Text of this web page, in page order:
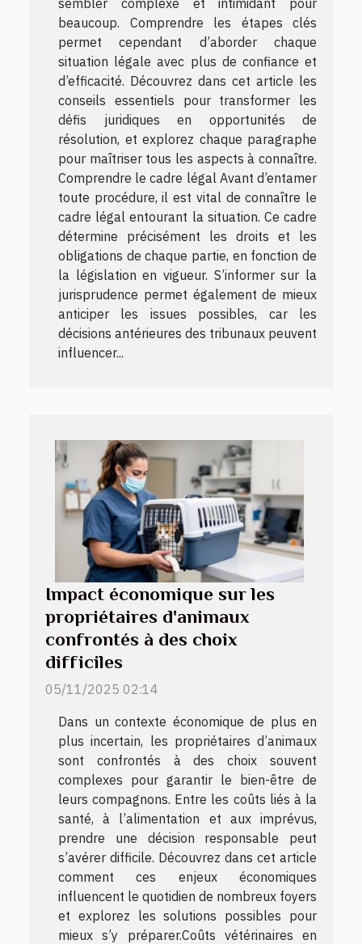
beaucoup. Comprendre les étapes clés
permet cependant d’aborder chaque
situation légale avec plus de confiance et
d’efficacité. Découvrez dans cet article les
conseils essentiels pour transformer les
défis juridiques en opportunités de
résolution, et explorez chaque paragraphe
pour maîtriser tous les aspects à connaître.
Comprendre le cadre légal Avant d’entamer
toute procédure, il est vital de connaître le
cadre légal entourant la situation. Ce cadre
détermine précisément les droits et les
obligations de chaque partie, en fonction de
la législation en vigueur. S’informer sur la
jurisprudence permet également de mieux
anticiper les issues possibles, car les
décisions antérieures des tribunaux peuvent
influencer...
Impact économique sur les
propriétaires d'animaux
confrontés à des choix
difficiles
05/11/2025 02:14
Dans un contexte économique de plus en
plus incertain, les propriétaires d’animaux
sont confrontés à des choix souvent
complexes pour garantir le bien-être de
leurs compagnons. Entre les coûts liés à la
santé, à l’alimentation et aux imprévus,
prendre une décision responsable peut
s’avérer difficile. Découvrez dans cet article
comment ces enjeux économiques
influencent le quotidien de nombreux foyers
et explorez les solutions possibles pour
mieux s’y préparer.Coûts vétérinaires en